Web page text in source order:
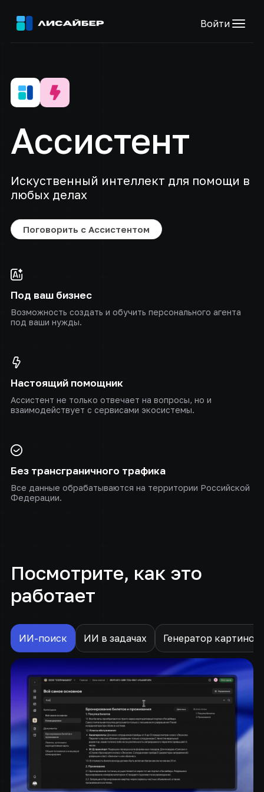
Войти
Ассистент
Искуственный интеллект для помощи в
любых делах
Поговорить с Ассистентом
Под ваш бизнес
Возможность создать и обучить персонального агента
под ваши нужды.
Настоящий помощник
Ассистент не только отвечает на вопросы, но и
взаимодействует с сервисами экосистемы.
Без трансграничного трафика
Все данные обрабатываются на территории Российской
Федерации.
Посмотрите, как это
работает
ИИ-поиск ИИ в задачах Генератор картинок